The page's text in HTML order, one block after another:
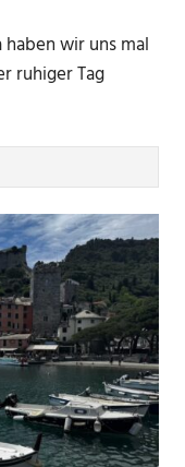
wir uns mal
ruhiger Tag